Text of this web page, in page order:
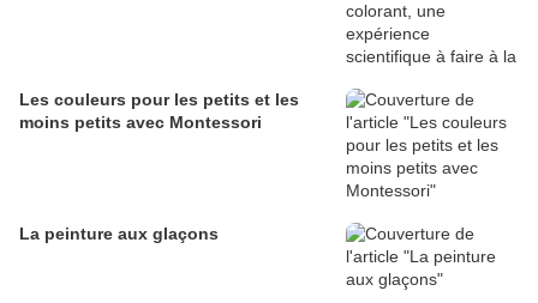
Les couleurs pour les petits et les
moins petits avec Montessori
La peinture aux glaçons